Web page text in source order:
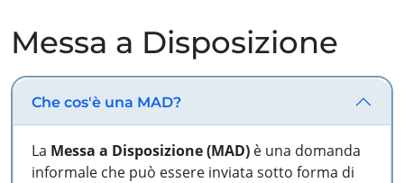
Messa a Disposizione
Che cos'è una MAD?
La Messa a Disposizione (MAD) è una domanda
informale che può essere inviata sotto forma di